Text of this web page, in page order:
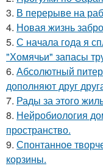
3. В перерыве на
4. Новая жизнь
5. С начала года я
"Хомячьи" запасы
6. Абсолютный
дополняют друг
7. Рады за этого
8. Нейробиология
пространство.
9. Спонтанное
корзины.